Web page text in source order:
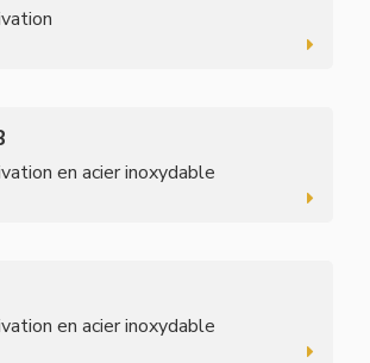
en acier inoxydable
en acier inoxydable